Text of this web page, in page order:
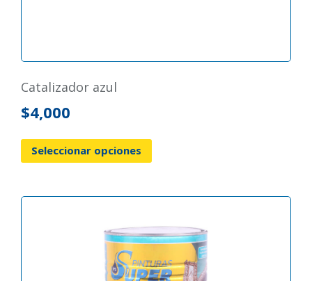
catalizador azul
$4,000
Seleccionar opciones